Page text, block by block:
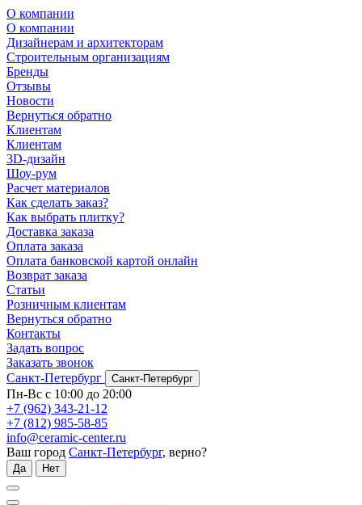
О компании
О компании
Дизайнерам и архитекторам
Строительным организациям
Бренды
Отзывы
Новости
Вернуться обратно
Клиентам
Клиентам
3D-дизайн
Шоу-рум
Расчет материалов
Как сделать заказ?
Как выбрать плитку?
Доставка заказа
Оплата заказа
Оплата банковской картой онлайн
Возврат заказа
Статьи
Розничным клиентам
Вернуться обратно
Контакты
Задать вопрос
Заказать звонок
Санкт-Петербург
Санкт-Петербург
Пн-Вс с 10:00 до 20:00
+7 (962) 343-21-12
+7 (812) 985-58-85
info@ceramic-center.ru
Ваш город Санкт-Петербург, верно?
Да Нет